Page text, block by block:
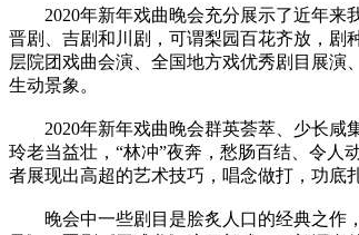
2020年新年戏曲晚会充分展示了近年来我
晋剧、吉剧和川剧，可谓梨园百花齐放，剧
层院团戏曲会演、全国地方戏优秀剧目展演
生动景象。
2020年新年戏曲晚会群英荟萃、少长咸集
玲老当益壮，“林冲”夜奔，愁肠百结、令人
者展现出高超的艺术技巧，唱念做打，功底
晚会中一些剧目是脍炙人口的经典之作，